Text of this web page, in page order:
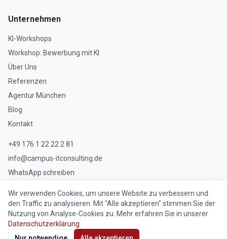
Unternehmen
KI-Workshops
Workshop: Bewerbung mit KI
Über Uns
Referenzen
Agentur München
Blog
Kontakt
+49 176 1 22 22 2 81
info@campus-itconsulting.de
WhatsApp schreiben
©2026Campus IT Consulting GmbH. Alle Rechte vorbehalten.
Impressum
Wir verwenden Cookies, um unsere Website zu verbessern und
den Traffic zu analysieren. Mit "Alle akzeptieren" stimmen Sie der
Nutzung von Analyse-Cookies zu. Mehr erfahren Sie in unserer
Datenschutzerklärung